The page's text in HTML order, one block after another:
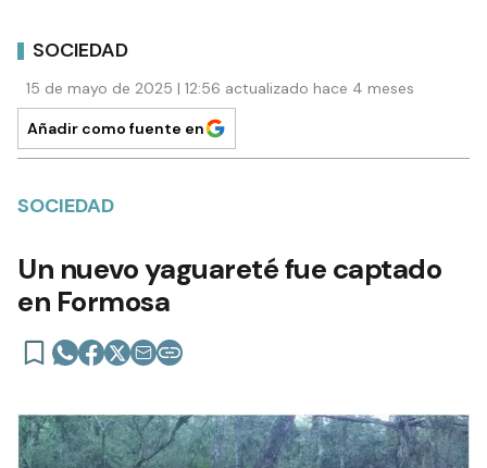
SOCIEDAD
15 de mayo de 2025 | 12:56 actualizado hace 4 meses
Añadir como fuente en
SOCIEDAD
Un nuevo yaguareté fue captado
en Formosa